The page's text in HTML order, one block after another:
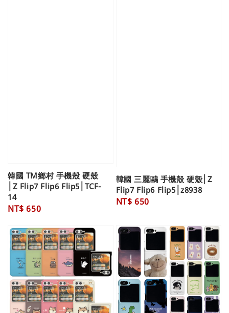
韓國 TM鄉村 手機殼 硬殼
│Z Flip7 Flip6 Flip5│TCF-
14
Regular
NT$ 650
韓國 三麗鷗 手機殼 硬殼│Z
Flip7 Flip6 Flip5│z8938
Regular
NT$ 650